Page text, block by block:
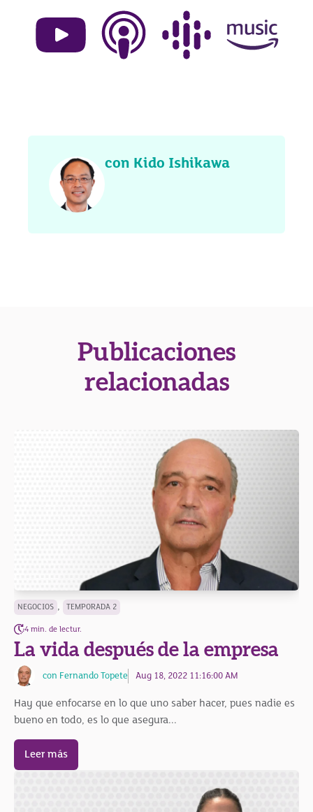
con Kido Ishikawa
Publicaciones
relacionadas
NEGOCIOS , TEMPORADA 2
4 min. de lectur.
La vida después de la empresa
con Fernando Topete Aug 18, 2022 11:16:00 AM
Hay que enfocarse en lo que uno saber hacer, pues nadie es
bueno en todo, es lo que asegura...
Leer más